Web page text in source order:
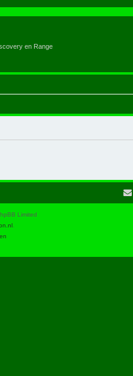
en Range
Limited
.